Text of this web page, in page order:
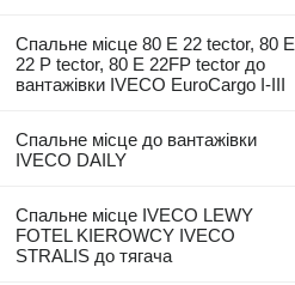
Спальне місце 80 E 22 tector, 80 E
22 P tector, 80 E 22FP tector до
вантажівки IVECO EuroCargo I-III
Спальне місце до вантажівки
IVECO DAILY
Спальне місце IVECO LEWY
FOTEL KIEROWCY IVECO
STRALIS до тягача